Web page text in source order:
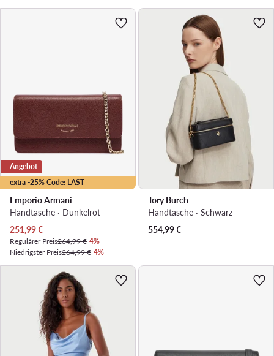
extra -25% Code: LAST
Angebot
Emporio Armani
Handtasche · Dunkelrot
Aktueller Preis
251,99€
Regulärer Preis264,99 €-4%
Niedrigster Preis264,99 €-4%
Tory Burch
Handtasche · Schwarz
554,99€